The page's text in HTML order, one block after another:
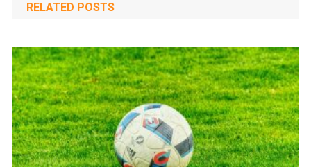
RELATED POSTS